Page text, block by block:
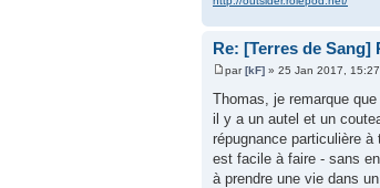
Re: [Terres de Sang]
par[kF] » 25 Jan 2017, 15:27
Thomas, je remarque
il y a un autel et un
répugnance particulière
est facile à faire - sans
à prendre une vie dans